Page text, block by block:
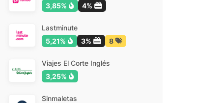
3,85%
4%
Lastminute
5,21%
3% 8
Viajes El Corte Inglés
3,25%
Sinmaletas